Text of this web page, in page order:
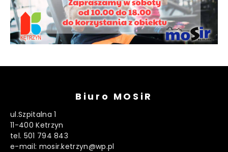
Biuro MOSiR
ul.Szpitalna 1
11-400 Ketrzyn
tel. 501 794 843
e-mail: mosir.ketrzyn@wp.pl